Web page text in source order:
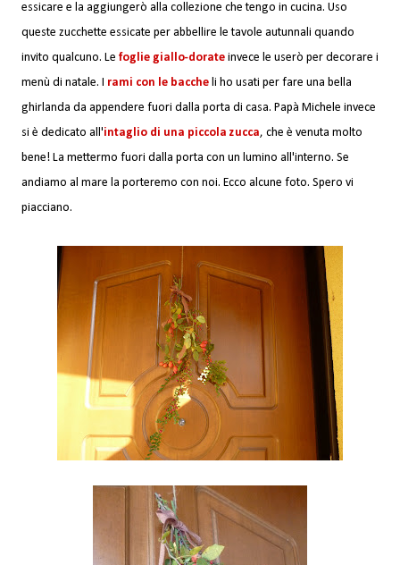
essicare e la aggiungerò alla collezione che tengo in cucina. Uso
queste zucchette essicate per abbellire le tavole autunnali quando
invito qualcuno. Le foglie giallo-dorate invece le userò per decorare i
menù di natale. I rami con le bacche li ho usati per fare una bella
ghirlanda da appendere fuori dalla porta di casa. Papà Michele invece
si è dedicato all'intaglio di una piccola zucca, che è venuta molto
bene! La mettermo fuori dalla porta con un lumino all'interno. Se
andiamo al mare la porteremo con noi. Ecco alcune foto. Spero vi
piacciano.